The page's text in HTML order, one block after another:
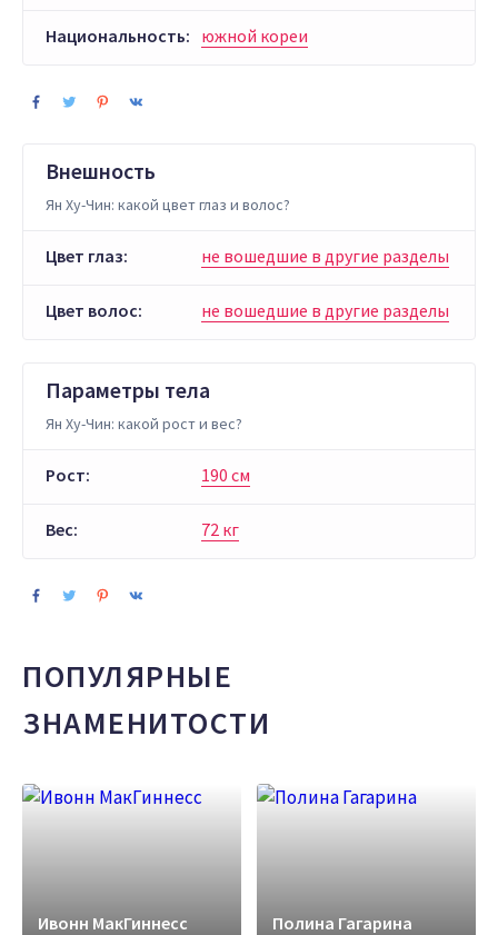
Национальность: южной кореи
Внешность
Ян Ху-Чин: какой цвет глаз и волос?
Цвет глаз: не вошедшие в другие разделы
Цвет волос: не вошедшие в другие разделы
Параметры тела
Ян Ху-Чин: какой рост и вес?
Рост: 190 см
Вес: 72 кг
ПОПУЛЯРНЫЕ
ЗНАМЕНИТОСТИ
Ивонн МакГиннесс Полина Гагарина